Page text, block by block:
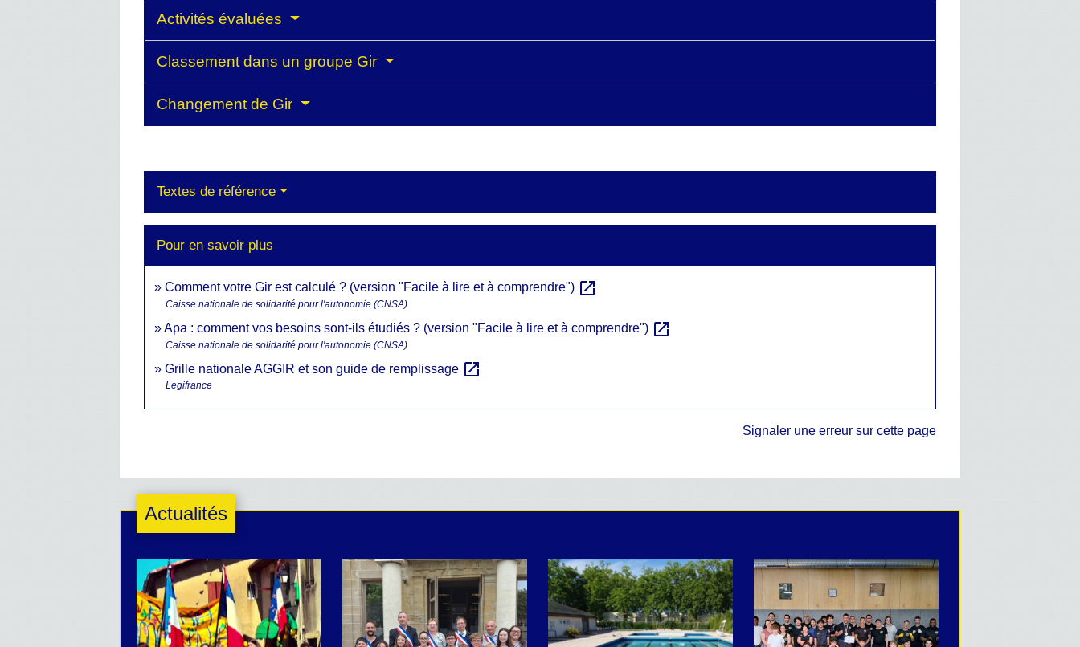
Activités évaluées
Classement dans un groupe Gir
Changement de Gir
Textes de référence
Pour en savoir plus
Comment votre Gir est calculé ? (version "Facile à lire et à comprendre") open_in_new
Caisse nationale de solidarité pour l'autonomie (CNSA)
Apa : comment vos besoins sont-ils étudiés ? (version "Facile à lire et à comprendre") open_in_new
Caisse nationale de solidarité pour l'autonomie (CNSA)
Grille nationale AGGIR et son guide de remplissage open_in_new
Legifrance
Signaler une erreur sur cette page
Actualités